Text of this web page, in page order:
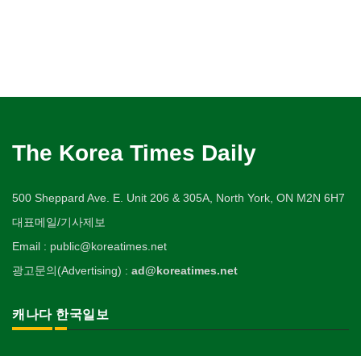
The Korea Times Daily
500 Sheppard Ave. E. Unit 206 & 305A, North York, ON M2N 6H7
대표메일/기사제보
Email : public@koreatimes.net
광고문의(Advertising) : ad@koreatimes.net
캐나다 한국일보